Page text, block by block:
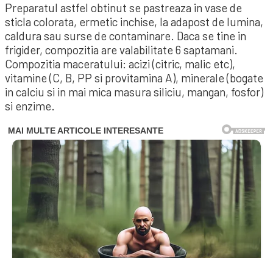
Preparatul astfel obtinut se pastreaza in vase de
sticla colorata, ermetic inchise, la adapost de lumina,
caldura sau surse de contaminare. Daca se tine in
frigider, compozitia are valabilitate 6 saptamani.
Compozitia maceratului: acizi (citric, malic etc),
vitamine (C, B, PP si provitamina A), minerale (bogate
in calciu si in mai mica masura siliciu, mangan, fosfor)
si enzime.